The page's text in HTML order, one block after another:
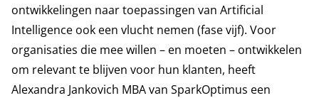
ontwikkelingen naar toepassingen van Artificial
Intelligence ook een vlucht nemen (fase vijf). Voor
organisaties die mee willen – en moeten – ontwikkelen
om relevant te blijven voor hun klanten, heeft
Alexandra Jankovich MBA van SparkOptimus een